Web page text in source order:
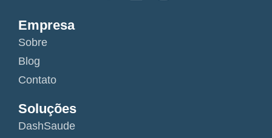
Empresa
Sobre
Blog
Contato
Soluções
DashSaude